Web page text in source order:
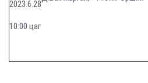
2023.6.28
10:00 цаг